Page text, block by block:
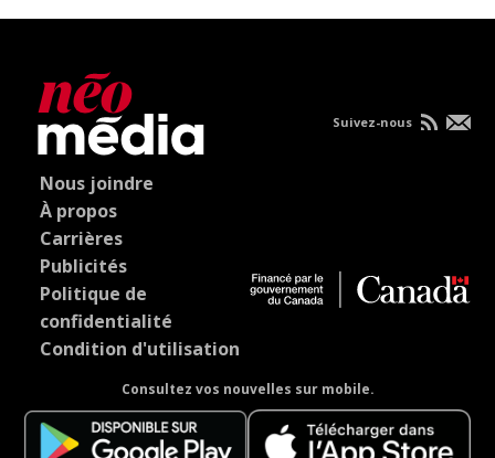
Nous joindre
À propos
Carrières
Publicités
Politique de
confidentialité
Condition d'utilisation
Consultez vos nouvelles sur mobile.
Suivez-nous